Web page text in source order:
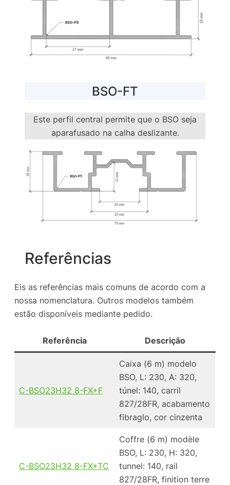
BSO-FT
Este perfil central permite que o BSO seja
aparafusado na calha deslizante.
Referências
Eis as referências mais comuns de acordo com a
nossa nomenclatura. Outros modelos também
estão disponíveis mediante pedido.
Referência Descrição
C-BSO23H32 8-FX+F
Caixa (6 m) modelo
BSO, L: 230, A: 320,
túnel: 140, carril
827/28FR, acabamento
fibraglo, cor cinzenta
C-BSO23H32 8-FX+TC
Coffre (6 m) modèle
BSO, L: 230, H: 320,
tunnel: 140, rail
827/28FR, finition terre